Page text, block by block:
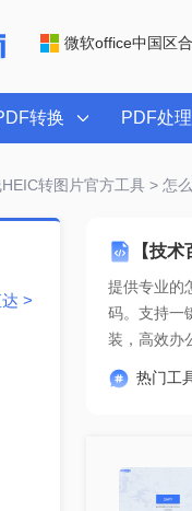
微软office中国区
转换 PDF处理
转图片官方工具> 怎
【技
提供专业的
装，高效办
热门工
>